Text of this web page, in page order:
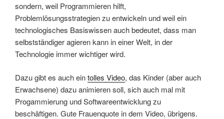
sondern, weil Programmieren hilft,
Problemlösungsstrategien zu entwickeln und weil ein
technologisches Basiswissen auch bedeutet, dass man
selbstständiger agieren kann in einer Welt, in der
Technologie immer wichtiger wird.
Dazu gibt es auch eintolles Video, das Kinder (aber auch
Erwachsene) dazu animieren soll, sich auch mal mit
Progammierung und Softwareentwicklung zu
beschäftigen. Gute Frauenquote in dem Video, übrigens.